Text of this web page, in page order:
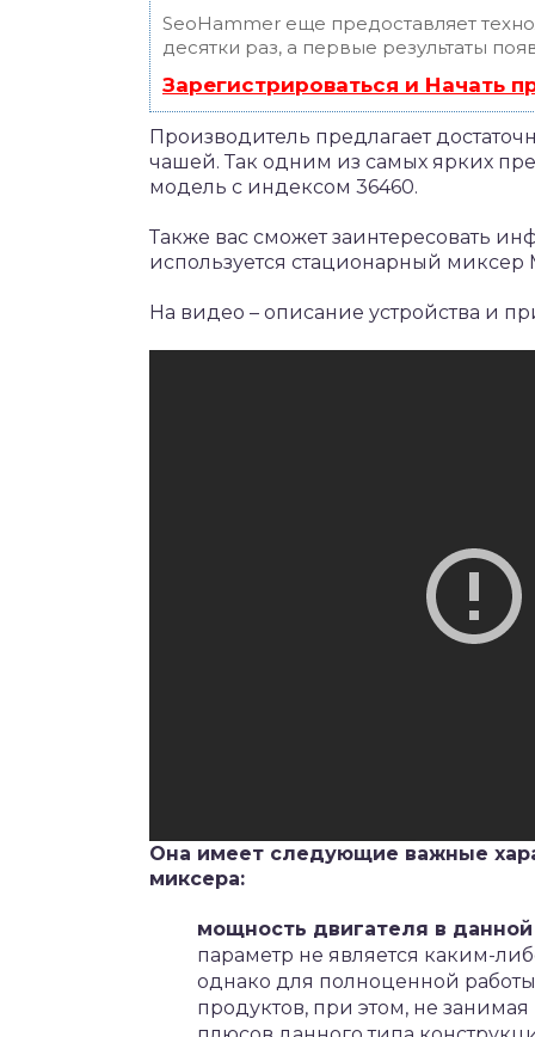
SeoHammer еще предоставляет
десятки раз, а первые результаты
Зарегистрироваться и Начать
Производитель предлагает
чашей. Так одним из самых ярких
модель с индексом 36460.
Также вас сможет заинтересовать
используется стационарный миксер
На видео – описание устройства и
Она имеет следующие важные
миксера:
мощность двигателя в
параметр не является каким-
однако для полноценной
продуктов, при этом, не